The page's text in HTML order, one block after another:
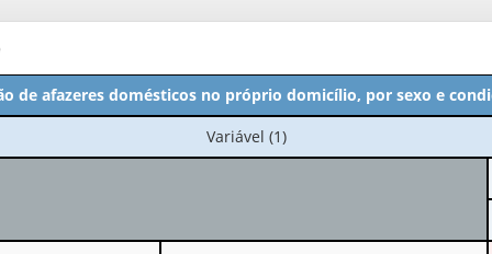
de afazeres domésticos no próprio domicílio, por sexo e
No
cabeçalho:
Variável (1)